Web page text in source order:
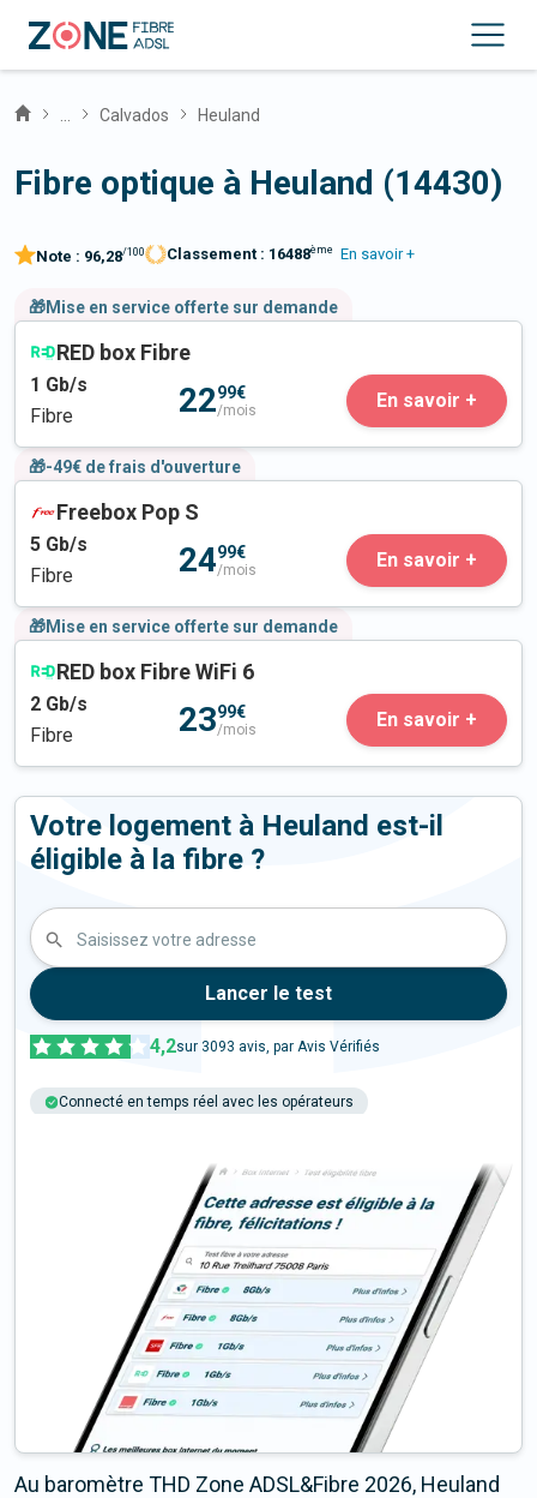
Calvados Heuland
Fibre optique à Heuland (14430)
Note : 96,28/100 Classement : 16488ème En savoir +
🎁Mise en service offerte sur demande
RED box Fibre
1 Gb/s
Fibre
2299€
/mois En savoir +
🎁-49€ de frais d'ouverture
Freebox Pop S
5 Gb/s
Fibre
2499€
/mois En savoir +
🎁Mise en service offerte sur demande
RED box Fibre WiFi 6
2 Gb/s
Fibre
2399€
/mois En savoir +
Votre logement à Heuland est-il
éligible à la fibre ?
Saisissez votre adresse
Lancer le test
4,2sur 3093 avis, par Avis Vérifiés
Connecté en temps réel avec les opérateurs
Au baromètre THD Zone ADSL&Fibre 2026, Heuland